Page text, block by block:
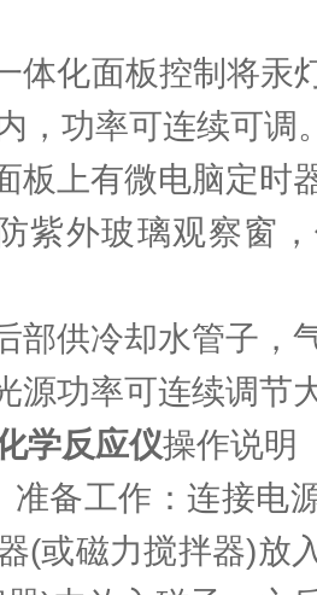
化面板控制将汞
，功率可连续可调
上有微电脑定时
外玻璃观察窗，
供冷却水管子，
功率可连续调节
学反应仪操作说明
工作：连接电源
(或磁力搅拌器)放